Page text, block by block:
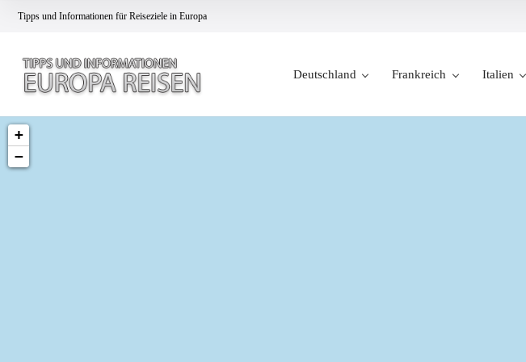
Tipps und Informationen für Reiseziele in Europa
Deutschland Frankreich Italien
+
−